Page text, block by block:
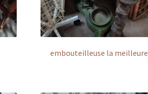
embouteilleuse la meilleure